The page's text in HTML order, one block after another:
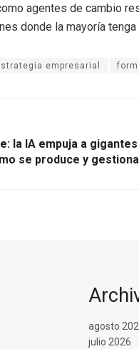
agentes de cambio
donde la mayoría
empresarial
la IA empuja a
se produce y
agosto
julio 2026